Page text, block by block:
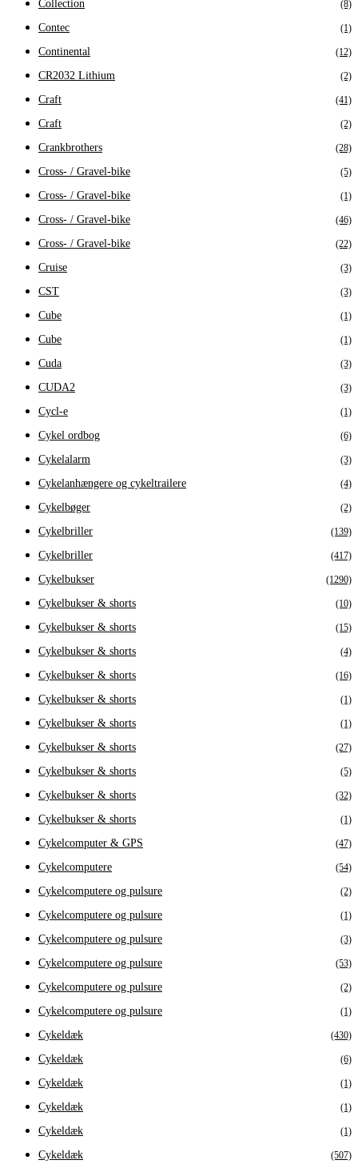
Collection (8)
Contec (1)
Continental (12)
CR2032 Lithium (2)
Craft (41)
Craft (2)
Crankbrothers (28)
Cross- / Gravel-bike (5)
Cross- / Gravel-bike (1)
Cross- / Gravel-bike (46)
Cross- / Gravel-bike (22)
Cruise (3)
CST (3)
Cube (1)
Cube (1)
Cuda (3)
CUDA2 (3)
Cycl-e (1)
Cykel ordbog (6)
Cykelalarm (3)
Cykelanhængere og cykeltrailere (4)
Cykelbøger (2)
Cykelbriller (139)
Cykelbriller (417)
Cykelbukser (1290)
Cykelbukser & shorts (10)
Cykelbukser & shorts (15)
Cykelbukser & shorts (4)
Cykelbukser & shorts (16)
Cykelbukser & shorts (1)
Cykelbukser & shorts (1)
Cykelbukser & shorts (27)
Cykelbukser & shorts (5)
Cykelbukser & shorts (32)
Cykelbukser & shorts (1)
Cykelcomputer & GPS (47)
Cykelcomputere (54)
Cykelcomputere og pulsure (2)
Cykelcomputere og pulsure (1)
Cykelcomputere og pulsure (3)
Cykelcomputere og pulsure (53)
Cykelcomputere og pulsure (2)
Cykelcomputere og pulsure (1)
Cykeldæk (430)
Cykeldæk (6)
Cykeldæk (1)
Cykeldæk (1)
Cykeldæk (1)
Cykeldæk (507)